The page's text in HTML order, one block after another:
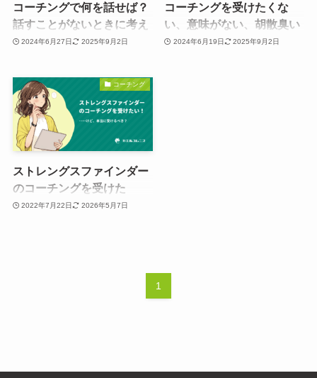
コーチングで何を話せば？
話すことがないときに考え
たい３つのこと
2024年6月27日 2025年9月2日
コーチングを受けたくな
い、意味がない、胡散臭い
などと思える5つの理由
2024年6月19日 2025年9月2日
コーチング
ストレングスファインダー
のコーチングを受けた
い！……けど、本当に受け
2022年7月22日 2026年5月7日
1